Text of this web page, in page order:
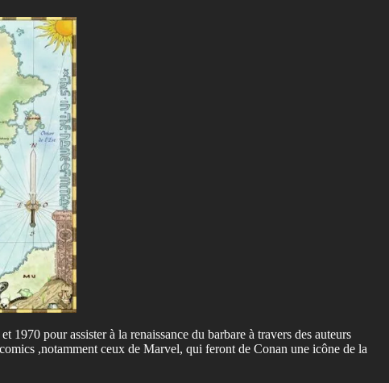
pour assister à la renaissance du barbare à travers des auteurs
,notamment ceux de Marvel, qui feront de Conan une icône de la